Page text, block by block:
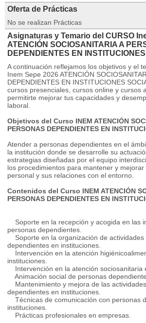
Oferta de Prácticas
No se realizan Prácticas
Asignaturas y Temario del CURSO
ATENCIÓN SOCIOSANITARIA A
DEPENDIENTES EN
A continuación reflejamos los objetivos y el
Inem Sepe 2026 ATENCIÓN
DEPENDIENTES EN INSTITUCIONES
cursos presenciales, cursos online y cursos
permitirte mejorar tus capacidades y
laboral.
Objetivos del Curso INEM ATENCIÓN
PERSONAS DEPENDIENTES EN
Atender a personas dependientes en el
la institución donde se desarrolle su
estrategias diseñadas por el equipo
los procedimientos para mantener y
personal y sus relaciones con el entorno.
Contenidos del Curso INEM ATENCIÓN
PERSONAS DEPENDIENTES EN
Soporte en la recepción y acogida en las
personas dependientes.
Soporte en la organización de actividades
dependientes en instituciones.
Intervención en la atención
instituciones.
Intervención en la atención sociosanitaria
Animación social de personas
Mantenimiento y mejora de las
dependientes en instituciones.
Técnicas de comunicación con personas
instituciones.
Prácticas profesionales en empresas.